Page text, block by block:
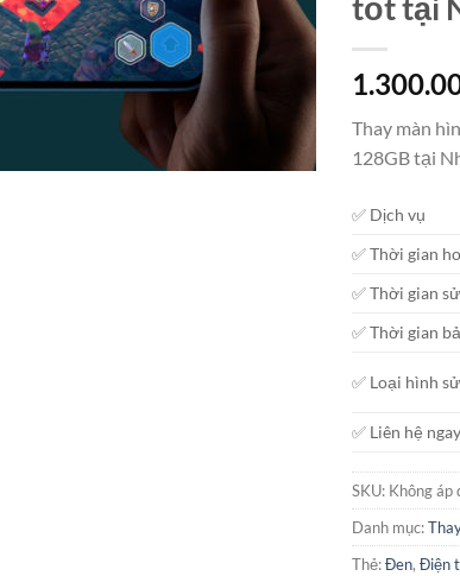
Thay màn
128GB tại
✅ Dịch vụ
✅ Thời gian
✅ Thời gian
✅ Thời gian
✅ Loại hình
✅ Liên hệ ngay
SKU: Không áp
Danh mục:
Thẻ:Đen, Điện